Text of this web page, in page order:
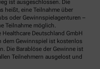
ist ausgeschlossen. Die
heißt, eine Teilnahme über
oder Gewinnspielagenturen –
Teilnahme möglich.
Deutschland GmbH
dem Gewinnspiel ist kostenlos
Die Barablöse der Gewinne ist
Teilnehmern ausgelost und